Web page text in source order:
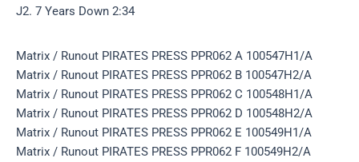
J2. 7 Years Down 2:34
Matrix / Runout PIRATES PRESS PPR062 A 100547H1/A
Matrix / Runout PIRATES PRESS PPR062 B 100547H2/A
Matrix / Runout PIRATES PRESS PPR062 C 100548H1/A
Matrix / Runout PIRATES PRESS PPR062 D 100548H2/A
Matrix / Runout PIRATES PRESS PPR062 E 100549H1/A
Matrix / Runout PIRATES PRESS PPR062 F 100549H2/A